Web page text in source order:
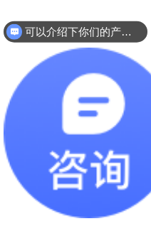
可以介绍下你们的产品么